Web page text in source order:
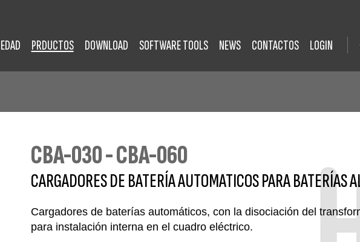
PRDUCTOS DOWNLOAD SOFTWARE TOOLS NEWS CONTACTOS LOGIN
CBA-030 - CBA-060
CARGADORES DE BATERÍA AUTOMATICOS PARA BATERÍAS
Cargadores de baterías automáticos, con la disociación del
para instalación interna en el cuadro eléctrico.